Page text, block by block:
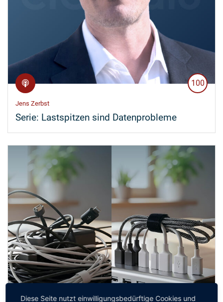
100
Jens Zerbst
Serie: Lastspitzen sind Datenprobleme
Diese Seite nutzt einwilligungsbedürftige Cookies und